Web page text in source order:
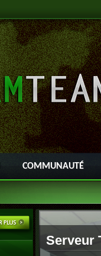
COMMUNAUTÉ
Serveur